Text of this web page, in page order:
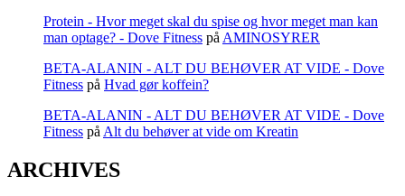
Protein - Hvor meget skal du spise og hvor meget man kan
man optage? - Dove Fitness på AMINOSYRER
BETA-ALANIN - ALT DU BEHØVER AT VIDE - Dove
Fitness på Hvad gør koffein?
BETA-ALANIN - ALT DU BEHØVER AT VIDE - Dove
Fitness på Alt du behøver at vide om Kreatin
ARCHIVES